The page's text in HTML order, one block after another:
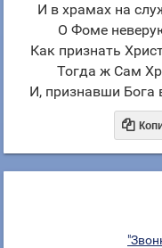
И в храмах на
О Фоме
Как признать
Тогда ж Сам
И, признавши Бога
